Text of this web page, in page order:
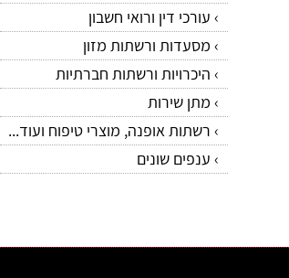
עורכי דין ורואי חשבון
מסעדות ורשתות מזון
היכרויות ורשתות חברתיות
מתן שירות
רשתות אופנה, מוצרי טיפוח ועוד...
ענפים שונים